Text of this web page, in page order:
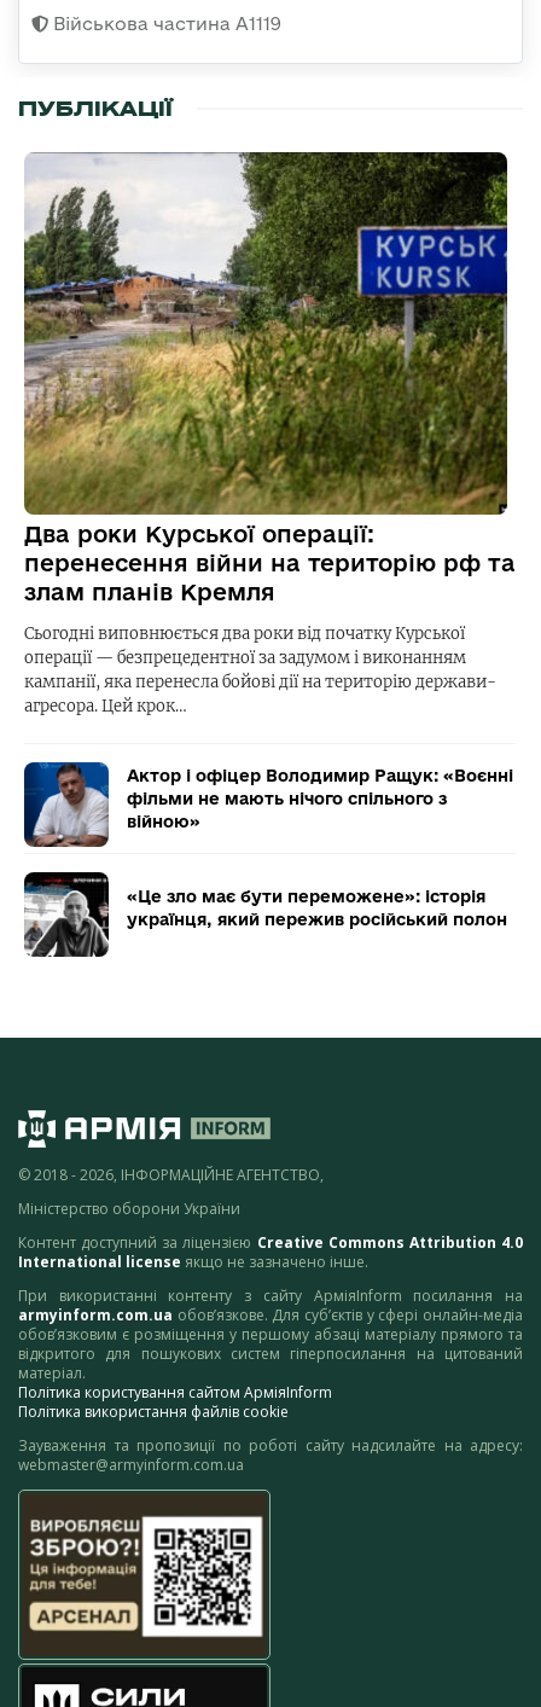
Військова частина А1119
ПУБЛІКАЦІЇ
Два роки Курської операції:
перенесення війни на територію рф та
злам планів Кремля
Сьогодні виповнюється два роки від початку Курської
операції — безпрецедентної за задумом і виконанням
кампанії, яка перенесла бойові дії на територію держави-
агресора. Цей крок…
Актор і офіцер Володимир Ращук: «Воєнні
фільми не мають нічого спільного з
війною»
«Це зло має бути переможене»: історія
українця, який пережив російський полон
© 2018 - 2026, ІНФОРМАЦІЙНЕ АГЕНТСТВО,
Міністерство оборони України
Контент доступний за ліцензією Creative Commons Attribution 4.0
International license якщо не зазначено інше.
При використанні контенту з сайту АрміяInform посилання на
armyinform.com.ua обов’язкове. Для суб’єктів у сфері онлайн-медіа
обов’язковим є розміщення у першому абзаці матеріалу прямого та
відкритого для пошукових систем гіперпосилання на цитований
матеріал.
Політика користування сайтом АрміяInform
Політика використання файлів cookie
Зауваження та пропозиції по роботі сайту надсилайте на адресу:
webmaster@armyinform.com.ua